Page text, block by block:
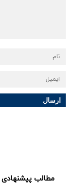
ارسال
مطالب پیشنهادی